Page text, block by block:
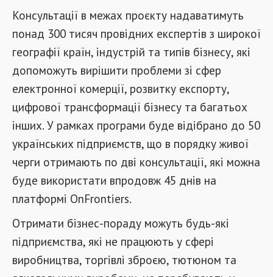
Консультації в межах проєкту надаватимуть
понад 300 тисяч провідних експертів з широкої
географії країн, індустрій та типів бізнесу, які
допоможуть вирішити проблеми зі сфер
електронної комерції, розвитку експорту,
цифрової трансформації бізнесу та багатьох
інших. У рамках програми буде відібрано до 50
українських підприємств, що в порядку живої
черги отримають по дві консультації, які можна
буде використати впродовж 45 днів на
платформі OnFrontiers.
Отримати бізнес-пораду можуть будь-які
підприємства, які не працюють у сфері
виробництва, торгівлі зброєю, тютюном та